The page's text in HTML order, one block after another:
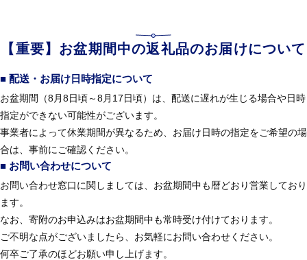
【重要】お盆期間中の返礼品のお届けについて
■ 配送・お届け日時指定について
お盆期間（8月8日頃～8月17日頃）は、配送に遅れが生じる場合や日時
指定ができない可能性がございます。
事業者によって休業期間が異なるため、お届け日時の指定をご希望の場
合は、事前にご確認ください。
■ お問い合わせについて
お問い合わせ窓口に関しましては、お盆期間中も暦どおり営業しており
ます。
なお、寄附のお申込みはお盆期間中も常時受け付けております。
ご不明な点がございましたら、お気軽にお問い合わせください。
何卒ご了承のほどお願い申し上げます。